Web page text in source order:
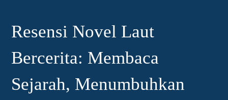
Resensi Novel Laut
Bercerita: Membaca
Sejarah, Menumbuhkan